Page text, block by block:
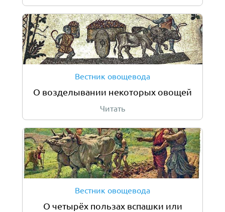
Вестник овощевода
О возделывании некоторых овощей
Читать
Вестник овощевода
О четырёх пользах вспашки или